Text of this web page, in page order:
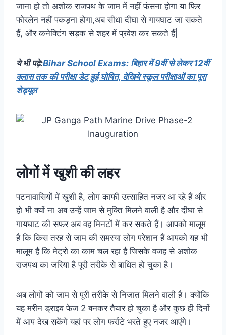
जाना हो तो अशोक राजपथ के जाम में नहीं फंसना होगा या फिर
फोरलेन नहीं पकड़ना होगा,अब सीधा दीघा से गायघाट जा सकते
हैं, और कनेक्टिंग सड़क से शहर में प्रवेश कर सकते हैं|
ये भी पढ़े:Bihar School Exams: बिहार में 9वीं से लेकर 12वीं
क्लास तक की परीक्षा डेट हुई घोषित, देखिये स्कूल परीक्षाओं का पूरा
शेड्यूल
लोगों में खुशी की लहर
पटनावासियों में खुशी है, लोग काफी उत्साहित नजर आ रहे हैं और
हो भी क्यों ना अब उन्हें जाम से मुक्ति मिलने वाली है और दीघा से
गायघाट की सफर अब वह मिनटों में कर सकते हैं। आपको मालूम
है कि किस तरह से जाम की समस्या लोग परेशान हैं आपको यह भी
मालूम है कि मेट्रो का काम चल रहा है जिसके वजह से अशोक
राजपथ का जरिया है पूरी तरीके से बाधित हो चुका है।
अब लोगों को जाम से पूरी तरीके से निजात मिलने वाली है। क्योंकि
यह मरीन ड्राइव फेज 2 बनकर तैयार हो चुका है और कुछ ही दिनों
में आप देख सकेंगे यहां पर लोग फर्राटे भरते हुए नजर आएंगे।